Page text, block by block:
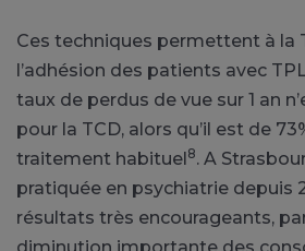
Ces techniques permettent à la
l’adhésion des patients avec
taux de perdus de vue sur 1 an
pour la TCD, alors qu’il est de
traitement habituel 8. A
pratiquée en psychiatrie depuis
résultats très encourageants,